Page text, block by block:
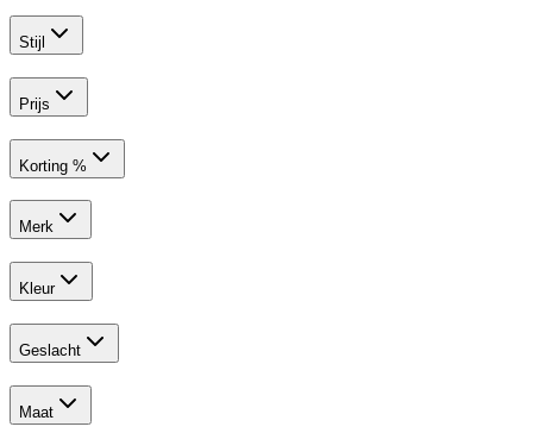
Stijl
Prijs
Korting %
Merk
Kleur
Geslacht
Maat